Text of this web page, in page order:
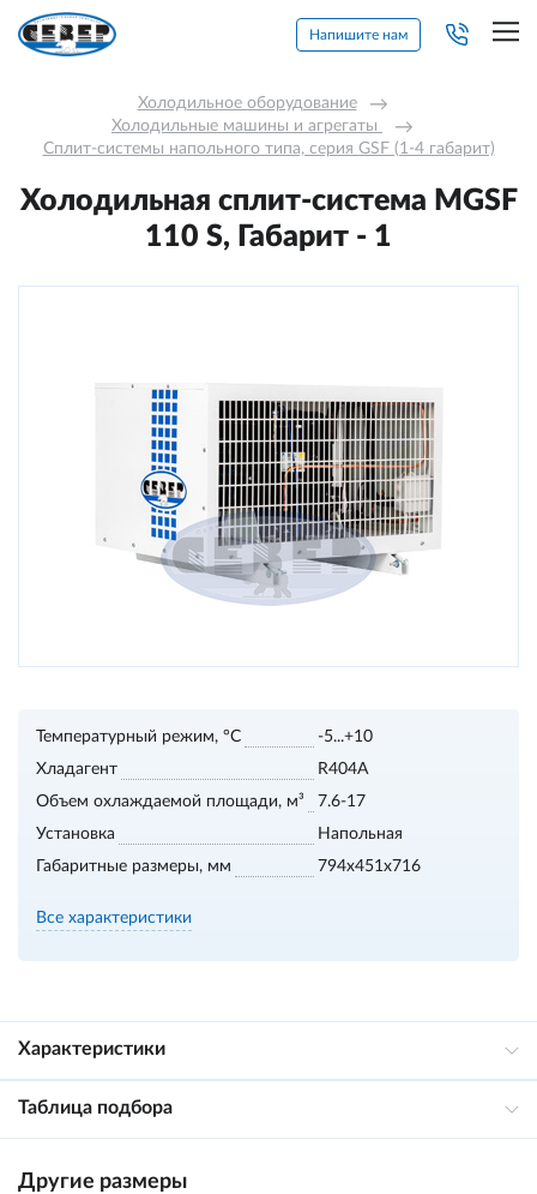
Напишите нам
Холодильное оборудование →
Холодильные машины и агрегаты →
Сплит-системы напольного типа, серия GSF (1-4 габарит)
Холодильная сплит-система МGSF
110 S, Габарит - 1
Температурный режим, °С
-5...+10
Хладагент
R404A
Объем охлаждаемой площади, м³
7.6-17
Установка
Напольная
Габаритные размеры, мм
794x451x716
Все характеристики
Характеристики
Таблица подбора
Другие размеры